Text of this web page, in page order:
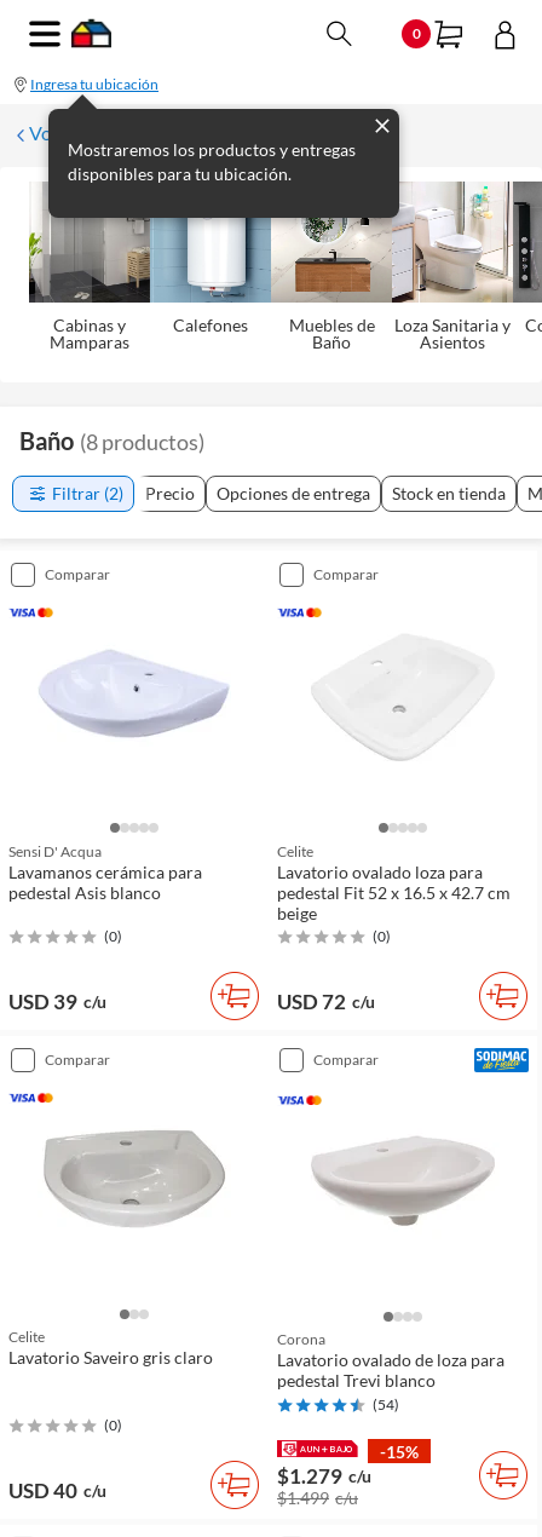
0
Ingresa tu ubicación
Mostraremos los productos y entregas
disponibles para tu ubicación.
Volver
Cabinas y
Mamparas
Calefones
Muebles de
Baño
Loza Sanitaria y
Asientos
Baño (8productos)
Filtrar (2) Precio Opciones de entrega Stock en tienda
comparar
Sensi D' Acqua
Lavamanos cerámica para
pedestal Asis blanco
(0)
USD 39 c/u
comparar
Celite
Lavatorio ovalado loza para
pedestal Fit 52 x 16.5 x 42.7 cm
beige
(0)
USD 72 c/u
comparar
Celite
Lavatorio Saveiro gris claro
(0)
USD 40 c/u
comparar
Corona
Lavatorio ovalado de loza para
pedestal Trevi blanco
(54)
-15%
$1.279 c/u
$1.499 c/u